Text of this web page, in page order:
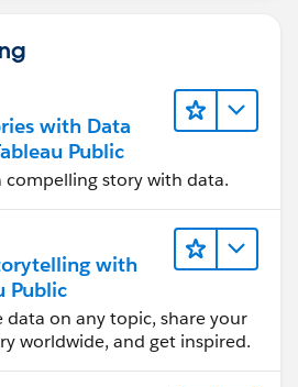
前年同日比を計算することができ
with Data
Public
compelling story with data.
with
Public
data on any topic, share your
worldwide, and get inspired.